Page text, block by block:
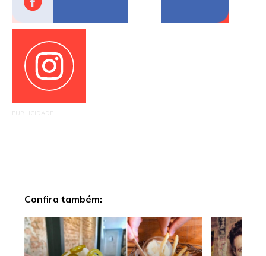
PUBLICIDADE
Confira também: